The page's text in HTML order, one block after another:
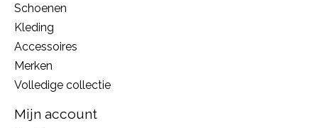
Schoenen
Kleding
Accessoires
Merken
Volledige collectie
Mijn account